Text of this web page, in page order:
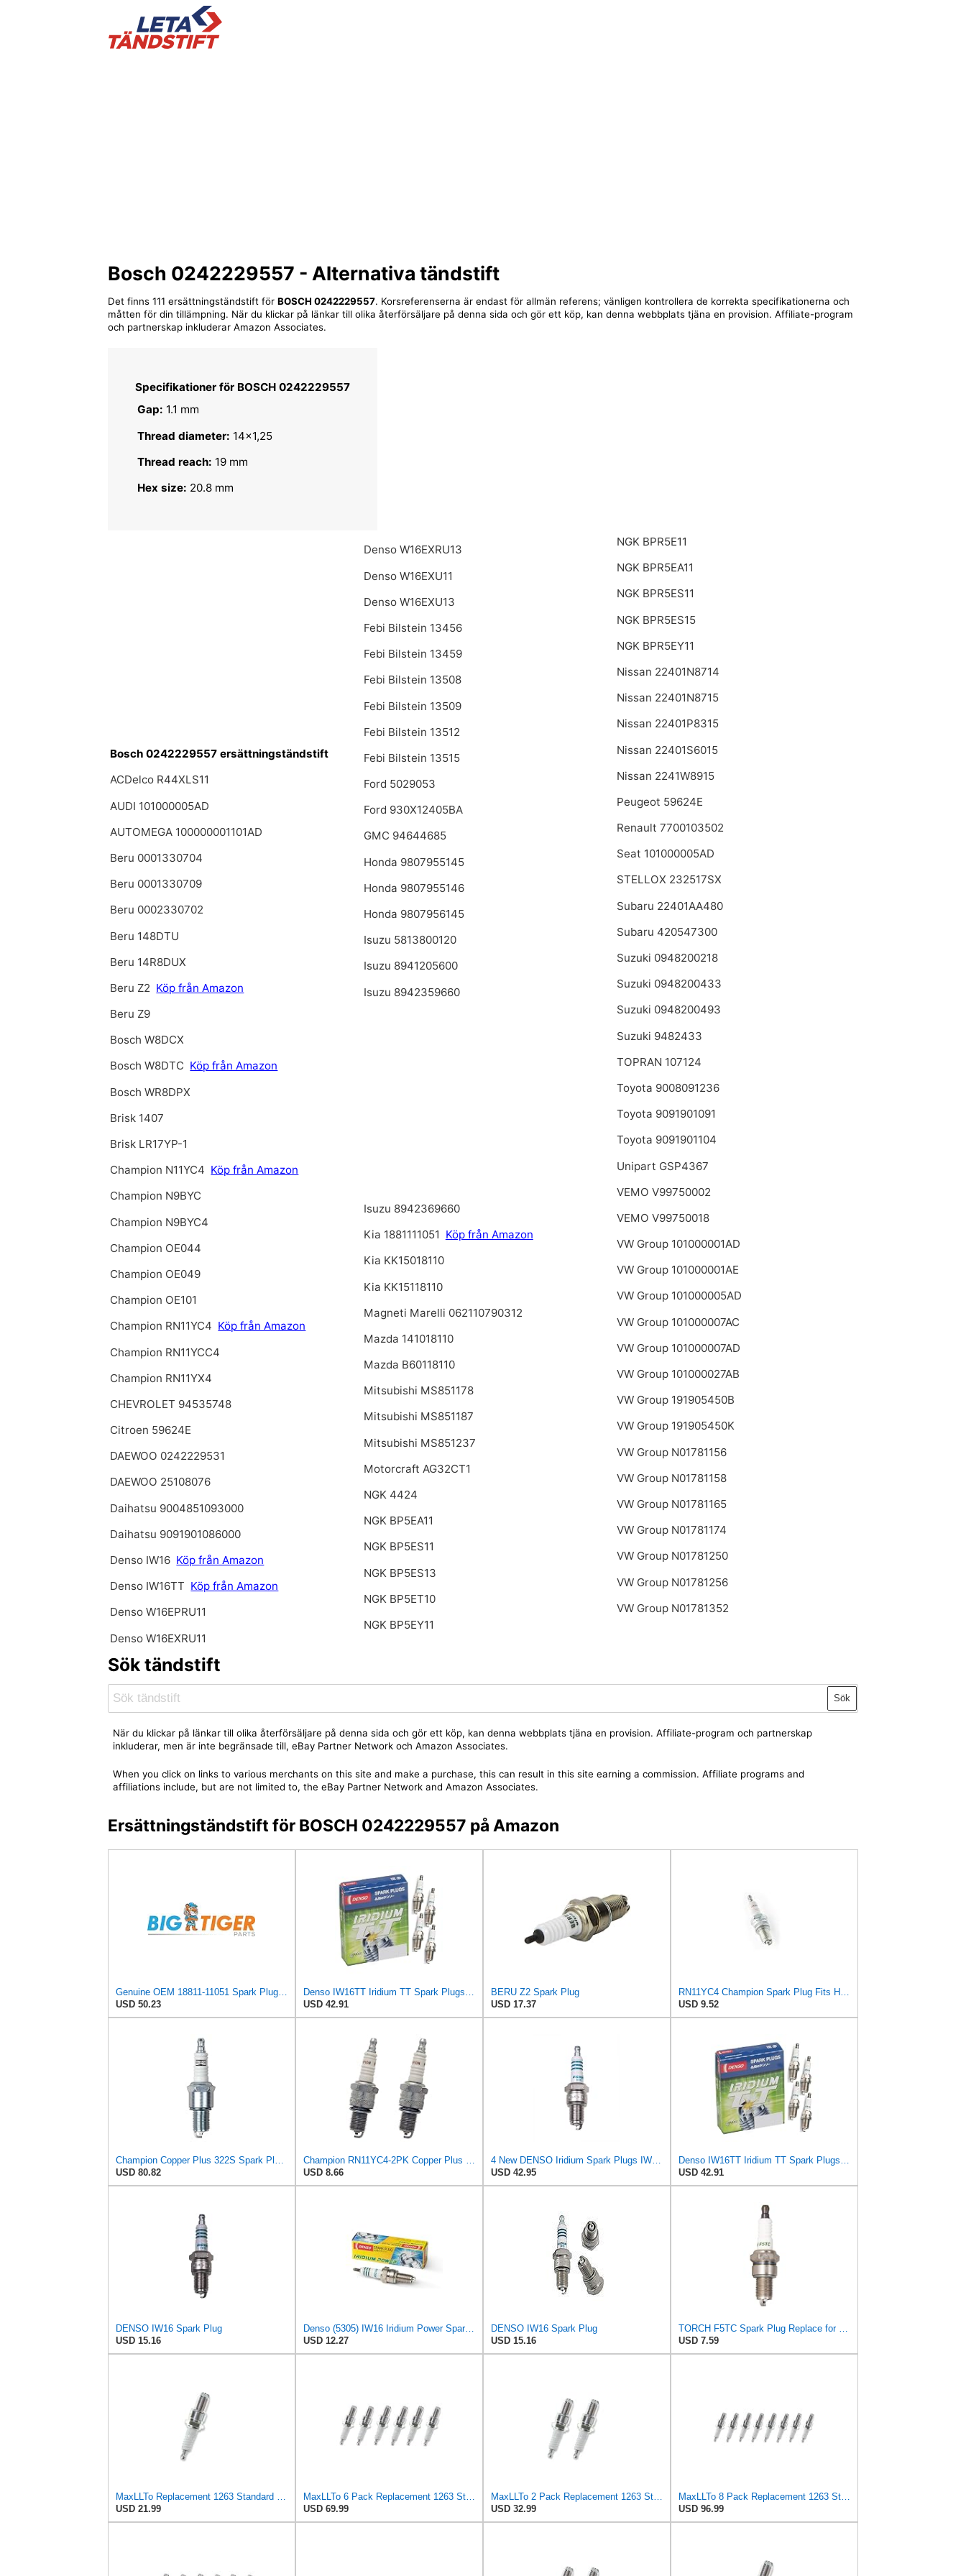
Bosch 0242229557 - Alternativa tändstift
Det finns 111 ersättningständstift för BOSCH 0242229557. Korsreferenserna är endast för allmän referens; vänligen kontrollera de korrekta specifikationerna och
måtten för din tillämpning. När du klickar på länkar till olika återförsäljare på denna sida och gör ett köp, kan denna webbplats tjäna en provision. Affiliate-program
och partnerskap inkluderar Amazon Associates.
Specifikationer för BOSCH 0242229557
Gap: 1.1 mm
Thread diameter: 14x1,25
Thread reach: 19 mm
Hex size: 20.8 mm
Bosch 0242229557 ersättningständstift
ACDelco R44XLS11
AUDI 101000005AD
AUTOMEGA 100000001101AD
Beru 0001330704
Beru 0001330709
Beru 0002330702
Beru 148DTU
Beru 14R8DUX
Beru Z2 Köp från Amazon
Beru Z9
Bosch W8DCX
Bosch W8DTC Köp från Amazon
Bosch WR8DPX
Brisk 1407
Brisk LR17YP-1
Champion N11YC4 Köp från Amazon
Champion N9BYC
Champion N9BYC4
Champion OE044
Champion OE049
Champion OE101
Champion RN11YC4 Köp från Amazon
Champion RN11YCC4
Champion RN11YX4
CHEVROLET 94535748
Citroen 59624E
DAEWOO 0242229531
DAEWOO 25108076
Daihatsu 9004851093000
Daihatsu 9091901086000
Denso IW16 Köp från Amazon
Denso IW16TT Köp från Amazon
Denso W16EPRU11
Denso W16EXRU11
Denso W16EXRU13
Denso W16EXU11
Denso W16EXU13
Febi Bilstein 13456
Febi Bilstein 13459
Febi Bilstein 13508
Febi Bilstein 13509
Febi Bilstein 13512
Febi Bilstein 13515
Ford 5029053
Ford 930X12405BA
GMC 94644685
Honda 9807955145
Honda 9807955146
Honda 9807956145
Isuzu 5813800120
Isuzu 8941205600
Isuzu 8942359660
Isuzu 8942369660
Kia 1881111051 Köp från Amazon
Kia KK15018110
Kia KK15118110
Magneti Marelli 062110790312
Mazda 141018110
Mazda B60118110
Mitsubishi MS851178
Mitsubishi MS851187
Mitsubishi MS851237
Motorcraft AG32CT1
NGK 4424
NGK BP5EA11
NGK BP5ES11
NGK BP5ES13
NGK BP5ET10
NGK BP5EY11
NGK BPR5E11
NGK BPR5EA11
NGK BPR5ES11
NGK BPR5ES15
NGK BPR5EY11
Nissan 22401N8714
Nissan 22401N8715
Nissan 22401P8315
Nissan 22401S6015
Nissan 2241W8915
Peugeot 59624E
Renault 7700103502
Seat 101000005AD
STELLOX 232517SX
Subaru 22401AA480
Subaru 420547300
Suzuki 0948200218
Suzuki 0948200433
Suzuki 0948200493
Suzuki 9482433
TOPRAN 107124
Toyota 9008091236
Toyota 9091901091
Toyota 9091901104
Unipart GSP4367
VEMO V99750002
VEMO V99750018
VW Group 101000001AD
VW Group 101000001AE
VW Group 101000005AD
VW Group 101000007AC
VW Group 101000007AD
VW Group 101000027AB
VW Group 191905450B
VW Group 191905450K
VW Group N01781156
VW Group N01781158
VW Group N01781165
VW Group N01781174
VW Group N01781250
VW Group N01781256
VW Group N01781352
Sök tändstift
Sök
När du klickar på länkar till olika återförsäljare på denna sida och gör ett köp, kan denna webbplats tjäna en provision. Affiliate-program och partnerskap
inkluderar, men är inte begränsade till, eBay Partner Network och Amazon Associates.
When you click on links to various merchants on this site and make a purchase, this can result in this site earning a commission. Affiliate programs and
affiliations include, but are not limited to, the eBay Partner Network and Amazon Associates.
Ersättningständstift för BOSCH 0242229557 på Amazon
Genuine OEM 18811-11051 Spark Plug 4pcs set / 1881111051 for Kia Rio 99-04 / Replaces 0K20W18110
USD 50.23
Denso IW16TT Iridium TT Spark Plugs 4708-4 PK
USD 42.91
BERU Z2 Spark Plug
USD 17.37
RN11YC4 Champion Spark Plug Fits Honda Engines, Fits Other Small Engines
USD 9.52
Champion Copper Plus 322S Spark Plug (Carton of 24) - RN11YC4
USD 80.82
Champion RN11YC4-2PK Copper Plus Spark Plug Stock # 322 (2 Pack)
USD 8.66
4 New DENSO Iridium Spark Plugs IW16 # 5305
USD 42.95
Denso IW16TT Iridium TT Spark Plugs 4708-4 PK
USD 42.91
DENSO IW16 Spark Plug
USD 15.16
Denso (5305) IW16 Iridium Power Spark Plug, (Pack of 1)
USD 12.27
DENSO IW16 Spark Plug
USD 15.16
TORCH F5TC Spark Plug Replace for CHAMPION N11YC/302 Spark Plug, for NGK BP5ES/7832 Spark Plug, for
USD 7.59
MaxLLTo Replacement 1263 Standard Spark Plug for Bosch W5DTC W6DTC W7DTC W8DTC for Champion N7BYC
USD 21.99
MaxLLTo 6 Pack Replacement 1263 Standard Spark Plug for Bosch W5DTC W6DTC W7DTC W8DTC for Champion
USD 69.99
MaxLLTo 2 Pack Replacement 1263 Standard Spark Plug for Bosch W5DTC W6DTC W7DTC W8DTC for Champion
USD 32.99
MaxLLTo 8 Pack Replacement 1263 Standard Spark Plug for Bosch W5DTC W6DTC W7DTC W8DTC for Champion
USD 96.99